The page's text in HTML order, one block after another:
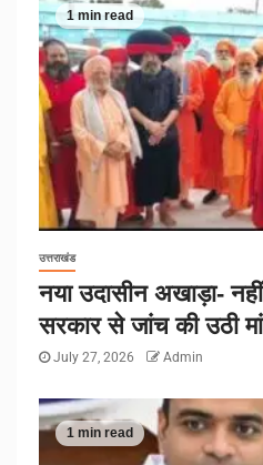
1 min read
उत्तराखंड
नया उदासीन अखाड़ा-
सरकार से जांच की उठी
July 27, 2026 Admin
1 min read